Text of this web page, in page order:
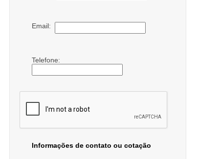
Email:
Telefone:
Informações de contato ou cotação